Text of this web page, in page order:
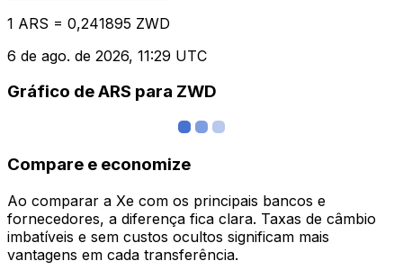
1 ARS = 0,241895 ZWD
6 de ago. de 2026, 11:29 UTC
Gráfico de ARS para ZWD
Compare e economize
Ao comparar a Xe com os principais bancos e
fornecedores, a diferença fica clara. Taxas de câmbio
imbatíveis e sem custos ocultos significam mais
vantagens em cada transferência.